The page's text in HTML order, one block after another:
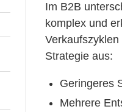
Im B2B
komplex und
Strategie aus:
Geringeres
Mehrere